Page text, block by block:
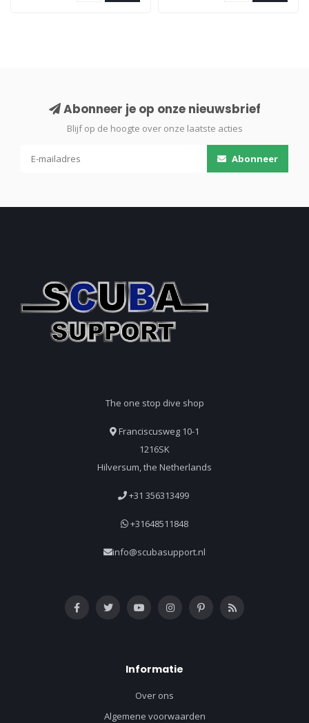
Abonneer je op onze nieuwsbrief
Blijf op de hoogte over onze laatste acties
Abonneer
The one stop dive shop
Franciscusweg 10-1
1216SK
Hilversum, the Netherlands
+31 356313499
+31648511848
info@scubasupport.nl
Informatie
Over ons
Algemene voorwaarden